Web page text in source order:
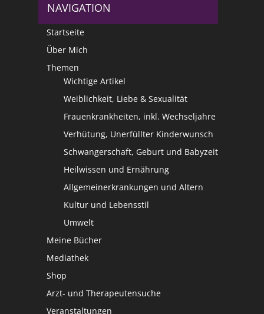
NAVIGATION
Startseite
Über Mich
Themen
Wichtige Artikel
Weiblichkeit, Liebe & Sexualität
Frauenkrankheiten, inkl. Wechseljahre
Verhütung, Unerfüllter Kinderwunsch
Schwangerschaft, Geburt und Babyzeit
Heilwissen und Ernährung
Allgemeinerkrankungen und Altern
Kultur und Lebensstil
Umwelt
Meine Bücher
Mediathek
Shop
Arzt- und Therapeutensuche
Veranstaltungen